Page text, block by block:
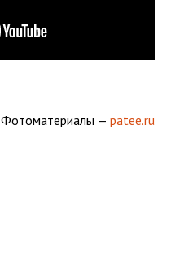
Фотоматериалы — patee.ru